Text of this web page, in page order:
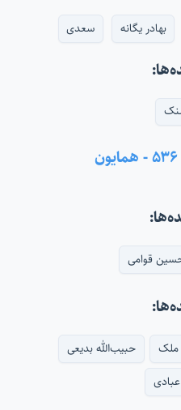
بهادر یگانه سعدی
قوامی
ملک
حبیب‌الله بدیعی